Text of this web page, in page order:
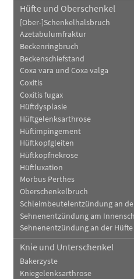
Hüfte und Oberschenkel
[Ober-]Schenkelhalsbruch
Azetabulumfraktur
Beckenringbruch
Beckenschiefstand
Coxa vara und Coxa valga
Coxitis
Coxitis fugax
Hüftdysplasie
Hüftgelenksarthrose
Hüftimpingement
Hüftkopfgleiten
Hüftkopfnekrose
Hüftluxation
Morbus Perthes
Oberschenkelbruch
Schleimbeutelentzündung an
Sehnenentzündung am
Sehnenentzündung an der Hüfte
Knie und Unterschenkel
Bakerzyste
Kniegelenksarthrose